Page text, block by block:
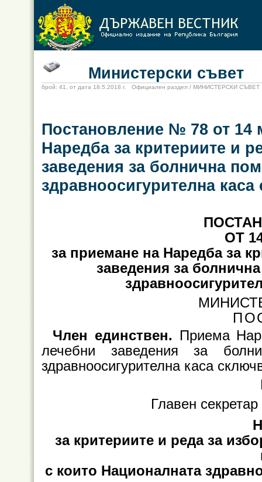
Министерски съвет
брой: 41, от дата 18.5.2018 г. Официален раздел / МИНИСТЕРСКИ СЪВЕТ
Постановление № 78 от 14
Наредба за критериите и
заведения за болнична
здравноосигурителна
ОТ
за приемане на Наредба за
заведения за
Член единствен. Приема
лечебни заведения за
здравноосигурителна каса
Главен
за критериите и реда за
с които Националната